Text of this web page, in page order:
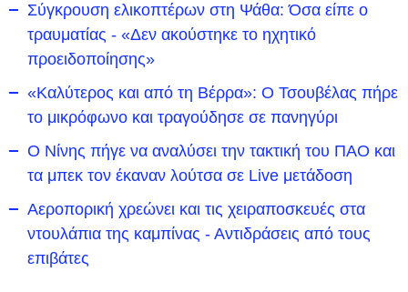
Σύγκρουση ελικοπτέρων στη Ψάθα: Όσα είπε ο
τραυματίας - «Δεν ακούστηκε το ηχητικό
προειδοποίησης»
«Καλύτερος και από τη Βέρρα»: Ο Τσουβέλας πήρε
το μικρόφωνο και τραγούδησε σε πανηγύρι
Ο Νίνης πήγε να αναλύσει την τακτική του ΠΑΟ και
τα μπεκ τον έκαναν λούτσα σε Live μετάδοση
Αεροπορική χρεώνει και τις χειραποσκευές στα
ντουλάπια της καμπίνας - Αντιδράσεις από τους
επιβάτες